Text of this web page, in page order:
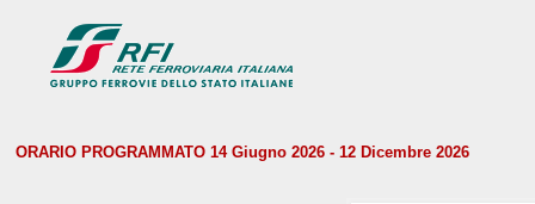
ORARIO PROGRAMMATO 14 Giugno 2026 - 12 Dicembre 2026